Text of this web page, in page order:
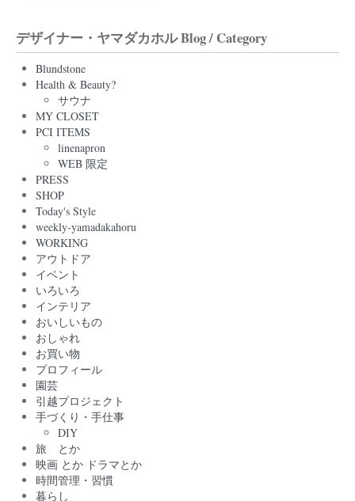
デザイナー・ヤマダカホル Blog / Category
Blundstone
Health & Beauty?
サウナ
MY CLOSET
PCI ITEMS
linenapron
WEB 限定
PRESS
SHOP
Today's Style
weekly-yamadakahoru
WORKING
アウトドア
イベント
いろいろ
インテリア
おいしいもの
おしゃれ
お買い物
プロフィール
園芸
引越プロジェクト
手づくり・手仕事
DIY
旅 とか
映画 とか ドラマとか
時間管理・習慣
暮らし